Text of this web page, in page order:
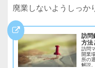
廃業しないようしっか
訪問
方法
訪問
開業
所の
解説